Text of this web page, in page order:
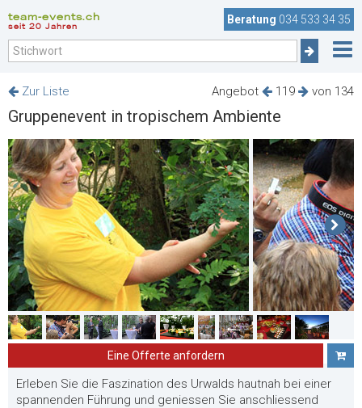
team-events.ch
seit 20 Jahren
Beratung 034 533 34 35
Angebot 119 von 134
Zur Liste
Gruppenevent in tropischem Ambiente
Eine Offerte anfordern
Erleben Sie die Faszination des Urwalds hautnah bei einer
spannenden Führung und geniessen Sie anschliessend